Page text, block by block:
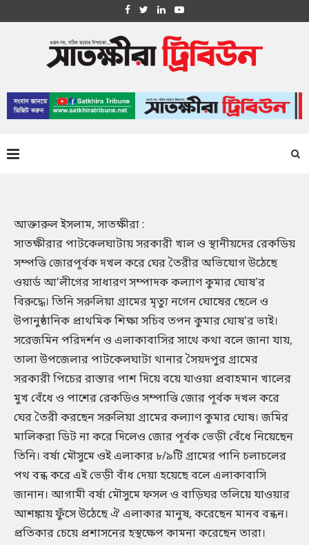
আক্তারুল ইসলাম, সাতক্ষীরা :
সাতক্ষীরার পাটকেলঘাটায় সরকারী খাল ও স্থানীয়দের রেকডিয়
সম্পত্তি জোরপূর্বক দখল করে ঘের তৈরীর অভিযোগ উঠেছে
ওয়ার্ড আ’লীগের সাধারণ সম্পাদক কল্যাণ কুমার ঘোষ’র
বিরুদ্ধে। তিনি সরুলিয়া গ্রামের মৃত্যু নগেন ঘোষের ছেলে ও
উপানুষ্ঠানিক প্রাথমিক শিক্ষা সচিব তপন কুমার ঘোষ’র ভাই।
সরেজমিন পরিদর্শন ও এলাকাবাসির সাথে কথা বলে জানা যায়,
তালা উপজেলার পাটকেলঘাটা থানার সৈয়দপুর গ্রামের
সরকারী পিচের রাস্তার পাশ দিয়ে বয়ে যাওয়া প্রবাহমান খালের
মুখ বেঁধে ও পাশের রেকডিও সম্পাত্তি জোর পূর্বক দখল করে
ঘের তৈরী করছেন সরুলিয়া গ্রামের কল্যাণ কুমার ঘোষ। জমির
মালিকরা ডিট না করে দিলেও জোর পূর্বক ভেড়ী বেঁধে নিয়েছেন
তিনি। বর্ষা মৌসুমে ওই এলাকার ৮/৯টি গ্রামের পানি চলাচলের
পথ বন্ধ করে এই ভেড়ী বাঁধ দেয়া হয়েছে বলে এলাকাবাসি
জানান। আগামী বর্ষা মৌসুমে ফসল ও বাড়িঘর তলিয়ে যাওয়ার
আশঙ্কায় ফুঁসে উঠেছে ঐ এলাকার মানুষ, করেছেন মানব বন্ধন।
প্রতিকার চেয়ে প্রশাসনের হস্থক্ষেপ কামনা করেছেন তারা।